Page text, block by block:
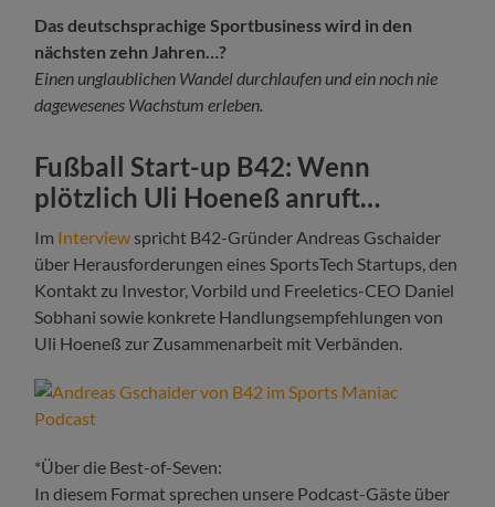
Das deutschsprachige Sportbusiness wird in den
nächsten zehn Jahren…?
Einen unglaublichen Wandel durchlaufen und ein noch nie
dagewesenes Wachstum erleben.
Fußball Start-up B42: Wenn
plötzlich Uli Hoeneß anruft…
Im Interview spricht B42-Gründer Andreas Gschaider
über Herausforderungen eines SportsTech Startups, den
Kontakt zu Investor, Vorbild und Freeletics-CEO Daniel
Sobhani sowie konkrete Handlungsempfehlungen von
Uli Hoeneß zur Zusammenarbeit mit Verbänden.
*Über die Best-of-Seven:
In diesem Format sprechen unsere Podcast-Gäste über